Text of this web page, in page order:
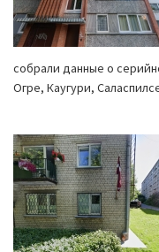
собрали данные о
Огре, Каугури,